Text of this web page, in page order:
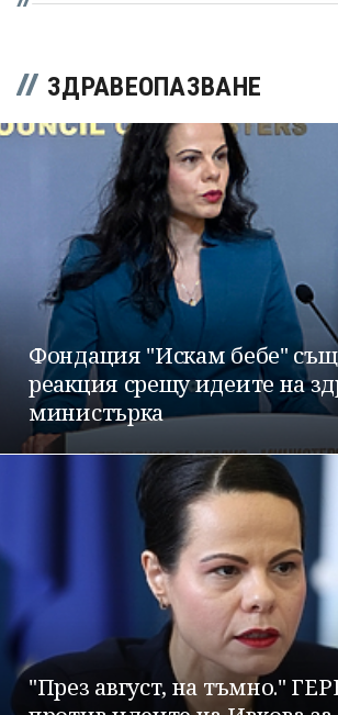
ЗДРАВЕОПАЗВАНЕ
Фондация "Искам бебе"
реакция срещу идеите на
министърка
"През август, на тъмно."